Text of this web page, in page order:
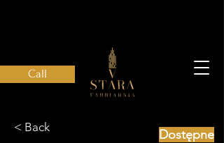
Call
< Back Dostępne